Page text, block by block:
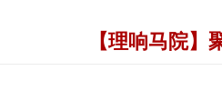
【理响马院